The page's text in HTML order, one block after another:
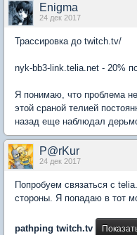
Enigma
24 дек 2017
Трассировка до twitch.tv/
nyk-bb3-link.telia.net - 20%
Я понимаю, что проблема
этой сраной телией
назад еще наблюдал
P@rKur
24 дек 2017
Попробуем связаться с
стороны. Я попадаю в тот
pathping twitch.tv